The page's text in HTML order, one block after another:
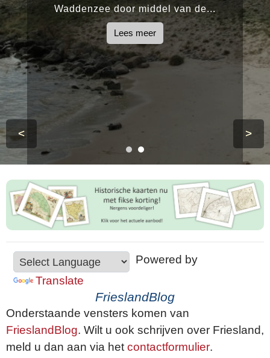
Waddenzee door middel van de...
Lees meer
< >
Powered by
Translate
FrieslandBlog
Onderstaande vensters komen van
FrieslandBlog. Wilt u ook schrijven over Friesland,
meld u dan aan via het contactformulier.